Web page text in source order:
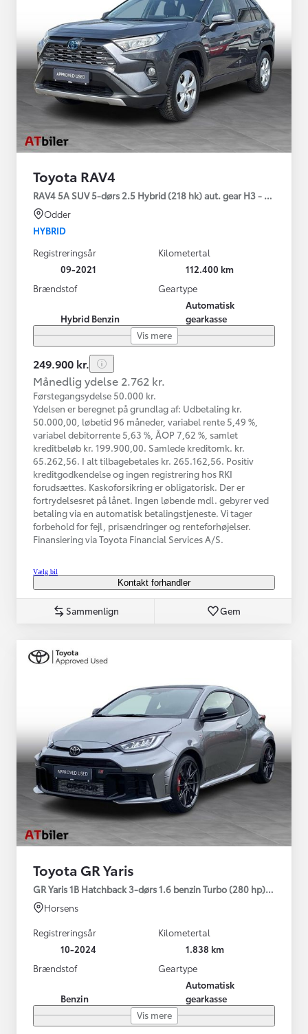
Toyota RAV4
RAV4 5A SUV 5-dørs 2.5 Hybrid (218 hk) aut. gear H3 - Comfort
Odder
HYBRID
Registreringsår
09-2021
Kilometertal
112.400 km
Brændstof
Hybrid Benzin
Geartype
Automatisk
gearkasse
Vis mere
249.900 kr.
Månedlig ydelse 2.762 kr.
Førstegangsydelse 50.000 kr.
Ydelsen er beregnet på grundlag af: Udbetaling kr.
50.000,00, løbetid 96 måneder, variabel rente 5,49 %,
variabel debitorrente 5,63 %, ÅOP 7,62 %, samlet
kreditbeløb kr. 199.900,00. Samlede kreditomk. kr.
65.262,56. I alt tilbagebetales kr. 265.162,56. Positiv
kreditgodkendelse og ingen registrering hos RKI
forudsættes. Kaskoforsikring er obligatorisk. Der er
fortrydelsesret på lånet. Ingen løbende mdl. gebyrer ved
betaling via en automatisk betalingstjeneste. Vi tager
forbehold for fejl, prisændringer og renteforhøjelser.
Finansiering via Toyota Financial Services A/S.
Vælg bil
Kontakt forhandler
Sammenlign Gem
Toyota GR Yaris
GR Yaris 1B Hatchback 3-dørs 1.6 benzin Turbo (280 hp) Aut.
Horsens
Registreringsår
10-2024
Kilometertal
1.838 km
Brændstof
Benzin
Geartype
Automatisk
gearkasse
Vis mere